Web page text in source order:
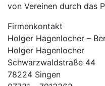
von Vereinen durch das
Firmenkontakt
Holger Hagenlocher –
Holger Hagenlocher
Schwarzwaldstraße 44
78224 Singen